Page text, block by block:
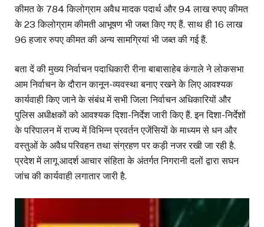
कीमत के 784 किलोग्राम अवैध मादक पदार्थ और 94 लाख रुपए कीमत
के 23 किलोग्राम कीमती आभूषण भी जब्त किए गए हैं. साथ ही 16 लाख
96 हजार रुपए कीमत की अन्य सामग्रियां भी जब्त की गई हैं.
बता दें की मुख्य निर्वाचन पदाधिकारी रीना बाबासाहेब कंगाले ने लोकसभा
आम निर्वाचन के दौरान कानून-व्यवस्था बनाए रखने के लिए आवश्यक
कार्यवाही किए जाने के संबंध में सभी जिला निर्वाचन अधिकारियों और
पुलिस अधीक्षकों को आवश्यक दिशा-निर्देश जारी किए हैं. इन दिशा-निर्देशों
के परिपालन में राज्य में विभिन्न प्रवर्तन एजेंसियों के माध्यम से धन और
वस्तुओं के अवैध परिवहन तथा संग्रहण पर कड़ी नजर रखी जा रही है.
प्रदेश में लागू आदर्श आचार संहिता के अंतर्गत निगरानी दलों द्वारा सघन
जांच की कार्यवाही लगातार जारी है.